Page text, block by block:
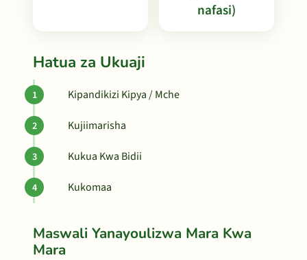
nafasi)
Hatua za Ukuaji
Kipandikizi Kipya / Mche
Kujiimarisha
Kukua Kwa Bidii
Kukomaa
Maswali Yanayoulizwa Mara Kwa
Mara